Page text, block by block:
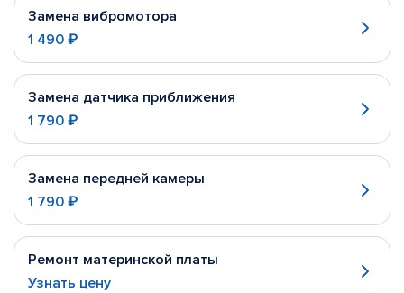
Замена вибромотора
1 490 ₽
Замена датчика приближения
1 790 ₽
Замена передней камеры
1 790 ₽
Ремонт материнской платы
Узнать цену